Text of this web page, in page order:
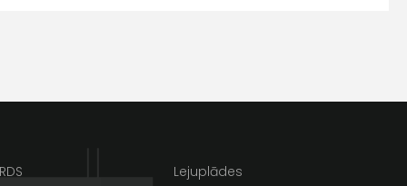
Lejuplādes